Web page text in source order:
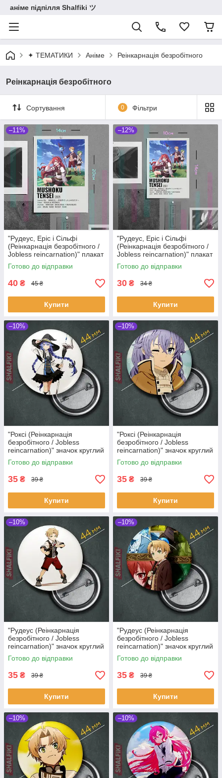
аніме підпілля Shalfiki ツ
✦ ТЕМАТИКИ Аніме Реінкарнація безробітного
Реінкарнація безробітного
Сортування 0 Фільтри
–11%
"Рудеус, Еріс і Сільфі
(Реінкарнація безробітного /
Jobless reincarnation)" плакат
(постер) розміром А5
(14х20см)
Готово до відправки
40 ₴ 45 ₴
Купити
–12%
"Рудеус, Еріс і Сільфі
(Реінкарнація безробітного /
Jobless reincarnation)" плакат
(постер) розміром А6
(10х14см)
Готово до відправки
30 ₴ 34 ₴
Купити
–10%
"Роксі (Реінкарнація
безробітного / Jobless
reincarnation)" значок круглий
на булавці Ø44 мм
Готово до відправки
35 ₴ 39 ₴
Купити
–10%
"Роксі (Реінкарнація
безробітного / Jobless
reincarnation)" значок круглий
на булавці Ø44 мм
Готово до відправки
35 ₴ 39 ₴
Купити
–10%
"Рудеус (Реінкарнація
безробітного / Jobless
reincarnation)" значок круглий
на булавці Ø44 мм
Готово до відправки
35 ₴ 39 ₴
Купити
–10%
"Рудеус (Реінкарнація
безробітного / Jobless
reincarnation)" значок круглий
на булавці Ø44 мм
Готово до відправки
35 ₴ 39 ₴
Купити
–10% –10%